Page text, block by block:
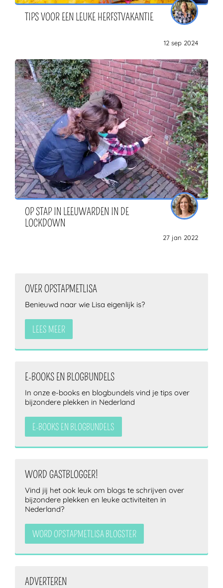
TIPS VOOR EEN LEUKE HERFSTVAKANTIE
12 sep 2024
OP STAP IN LEEUWARDEN IN DE
LOCKDOWN
27 jan 2022
OVER OPSTAPMETLISA
Benieuwd naar wie Lisa eigenlijk is?
LEES MEER
E-BOOKS EN BLOGBUNDELS
In onze e-books en blogbundels vind je tips over
bijzondere plekken in Nederland
E-BOOKS EN BLOGBUNDELS
WORD GASTBLOGGER!
Vind jij het ook leuk om blogs te schrijven over
bijzondere plekken en leuke activiteiten in
Nederland?
WORD OPSTAPMETLISA BLOGSTER
ADVERTEREN